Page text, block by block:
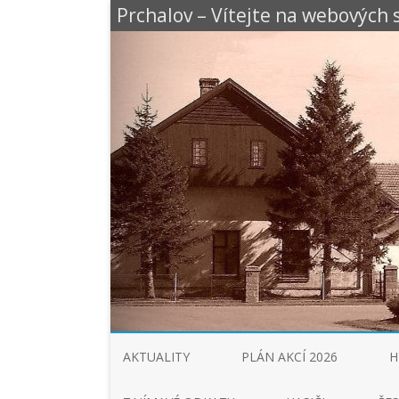
Prchalov – Vítejte na
AKTUALITY PLÁN AKCÍ 2026